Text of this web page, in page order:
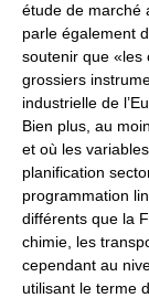
étude de marché
parle également
soutenir que «les
grossiers
industrielle de
Bien plus, au
et où les
planification
programmation
différents que la
chimie, les
cependant au
utilisant le terme